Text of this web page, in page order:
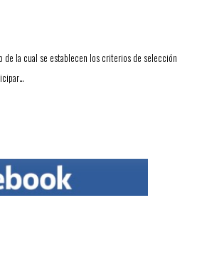
de la cual se establecen los criterios de selección